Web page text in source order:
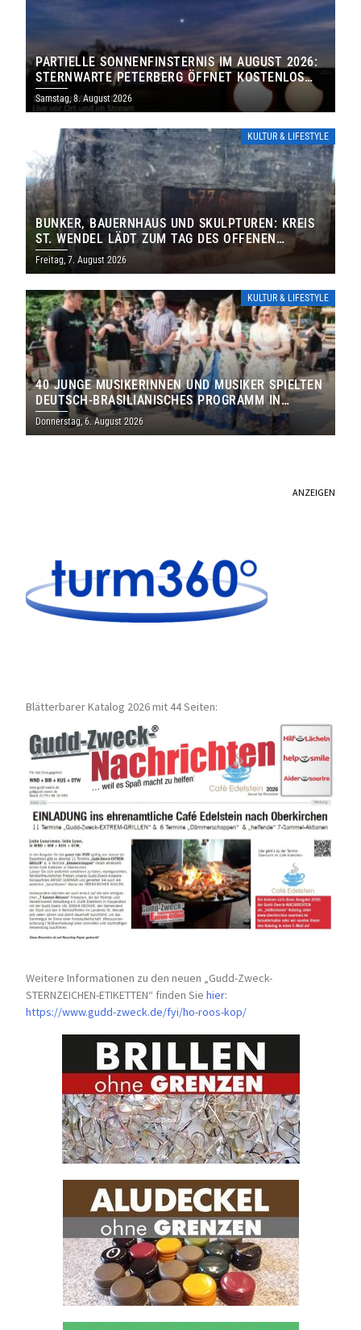
PARTIELLE SONNENFINSTERNIS IM AUGUST 2026:
STERNWARTE PETERBERG ÖFFNET KOSTENLOS
IHRE TORE
Samstag, 8. August 2026
KULTUR & LIFESTYLE
BUNKER, BAUERNHAUS UND SKULPTUREN: KREIS
ST. WENDEL LÄDT ZUM TAG DES OFFENEN
DENKMALS EIN
Freitag, 7. August 2026
KULTUR & LIFESTYLE
40 JUNGE MUSIKERINNEN UND MUSIKER SPIELTEN
DEUTSCH-BRASILIANISCHES PROGRAMM IN
THOLEY
Donnerstag, 6. August 2026
ANZEIGEN
Blätterbarer Katalog 2026 mit 44 Seiten:
Weitere Informationen zu den neuen „Gudd-Zweck-
STERNZEICHEN-ETIKETTEN“ finden Siehier:
https://www.gudd-zweck.de/fyi/ho-roos-kop/